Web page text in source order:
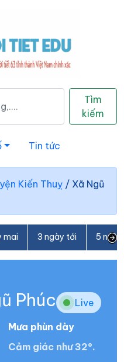
Tìm
kiếm
Tin tức
Kiến Thuỵ / Xã Ngũ
mai 3 ngày tới 5
Phúc Live
Mưa phùn dày
Cảm giác như 32°.